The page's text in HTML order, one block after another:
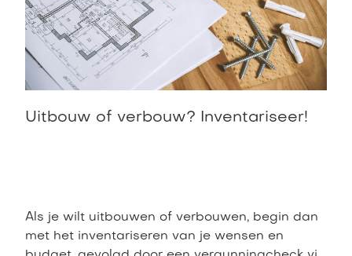
Uitbouw of verbouw? Inventariseer!
Als je wilt uitbouwen of verbouwen, begin dan
met het inventariseren van je wensen en